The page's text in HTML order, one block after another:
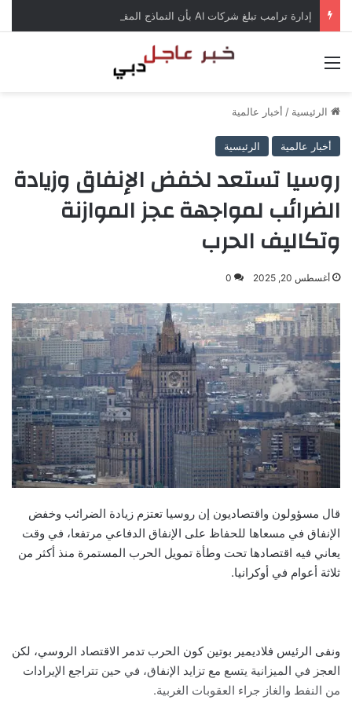
الرئيسية / أخبار عالمية
أخبار عالمية الرئيسية
روسيا تستعد لخفض الإنفاق وزيادة
الضرائب لمواجهة عجز الموازنة
وتكاليف الحرب
أغسطس 20, 2025 0
قال مسؤولون واقتصاديون إن روسيا تعتزم زيادة الضرائب وخفض
الإنفاق في مسعاها للحفاظ على الإنفاق الدفاعي مرتفعا، في وقت
يعاني فيه اقتصادها تحت وطأة تمويل الحرب المستمرة منذ أكثر من
ثلاثة أعوام في أوكرانيا.
ونفى الرئيس فلاديمير بوتين كون الحرب تدمر الاقتصاد الروسي، لكن
العجز في الميزانية يتسع مع تزايد الإنفاق، في حين تتراجع الإيرادات
من النفط والغاز جراء العقوبات الغربية.